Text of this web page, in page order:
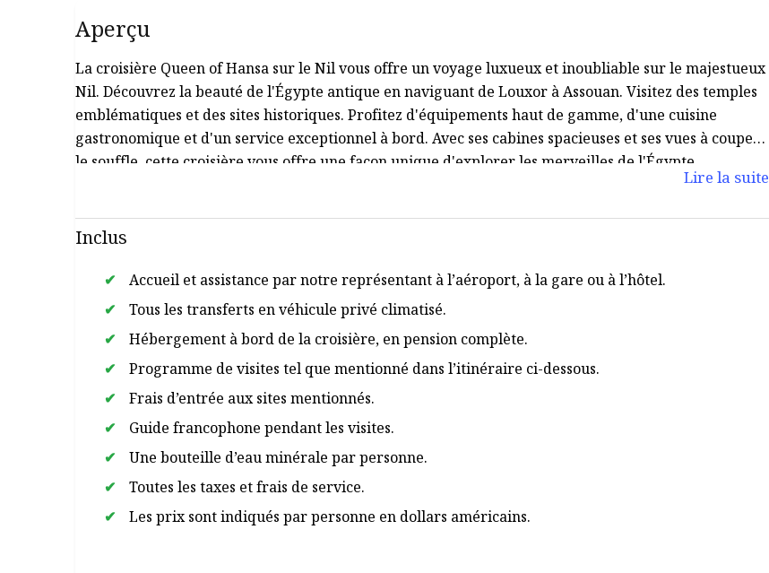
Aperçu
La croisière Queen of Hansa sur le Nil vous offre un voyage luxueux et inoubliable sur le majestueux
Nil. Découvrez la beauté de l'Égypte antique en naviguant de Louxor à Assouan. Visitez des temples
emblématiques et des sites historiques. Profitez d'équipements haut de gamme, d'une cuisine
gastronomique et d'un service exceptionnel à bord. Avec ses cabines spacieuses et ses vues à couper
le souffle, cette croisière vous offre une façon unique d'explorer les merveilles de l'Égypte.
Lire la suite
Inclus
Accueil et assistance par notre représentant à l’aéroport, à la gare ou à l’hôtel.
Tous les transferts en véhicule privé climatisé.
Hébergement à bord de la croisière, en pension complète.
Programme de visites tel que mentionné dans l’itinéraire ci-dessous.
Frais d’entrée aux sites mentionnés.
Guide francophone pendant les visites.
Une bouteille d’eau minérale par personne.
Toutes les taxes et frais de service.
Les prix sont indiqués par personne en dollars américains.